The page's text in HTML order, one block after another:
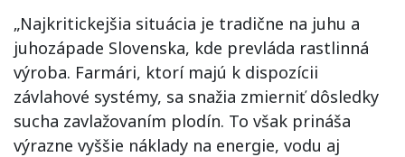
„Najkritickejšia situácia je tradične na juhu a
juhozápade Slovenska, kde prevláda rastlinná
výroba. Farmári, ktorí majú k dispozícii
závlahové systémy, sa snažia zmierniť dôsledky
sucha zavlažovaním plodín. To však prináša
výrazne vyššie náklady na energie, vodu aj